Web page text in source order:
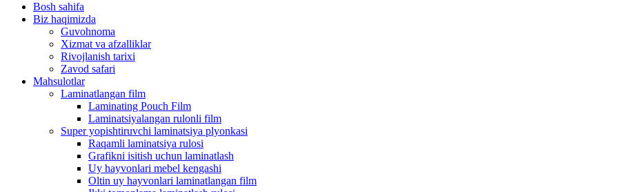
Bosh sahifa
Biz haqimizda
Guvohnoma
Xizmat va afzalliklar
Rivojlanish tarixi
Zavod safari
Mahsulotlar
Laminatlangan film
Laminating Pouch Film
Laminatsiyalangan rulonli film
Super yopishtiruvchi laminatsiya plyonkasi
Raqamli laminatsiya rulosi
Grafikni isitish uchun laminatlash
Uy hayvonlari mebel kengashi
Oltin uy hayvonlari laminatlangan film